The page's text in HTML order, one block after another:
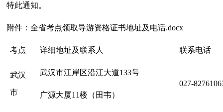
特此通知。
附件：全省考点领取导游资格证书地址及电话.docx
考点 详细地址及联系人 联系电话
武汉
市
武汉市江岸区沿江大道133号
广源大厦11楼（田韦）
027-